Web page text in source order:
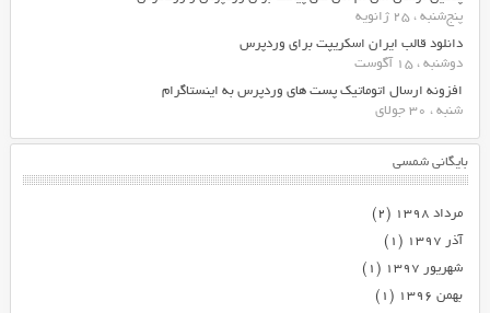
پنج‌شنبه ، 25 ژانویه
دانلود قالب ایران اسکریپت برای وردپرس
دوشنبه ، 15 آگوست
افزونه ارسال اتوماتیک پست های وردپرس به اینستاگرام
شنبه ، 30 جولای
بایگانی شمسی
مرداد ۱۳۹۸
(۲)
آذر ۱۳۹۷
(۱)
شهریور ۱۳۹۷
(۱)
بهمن ۱۳۹۶
(۱)